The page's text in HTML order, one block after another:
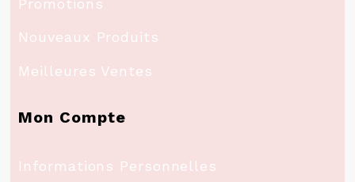
Promotions
Nouveaux Produits
Meilleures Ventes
Mon Compte
Informations Personnelles